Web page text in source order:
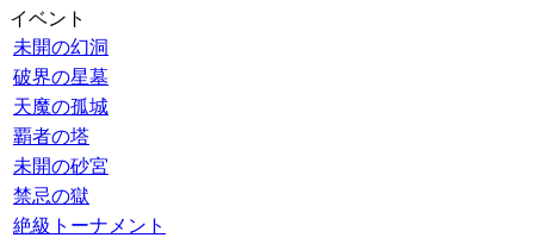
イベント
未開の幻洞
破界の星墓
天魔の孤城
覇者の塔
未開の砂宮
禁忌の獄
絶級トーナメント